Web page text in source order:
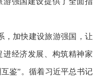
，加快建设旅游强国，让
经济发展、构筑精神家
鉴”。循着习近平总书记